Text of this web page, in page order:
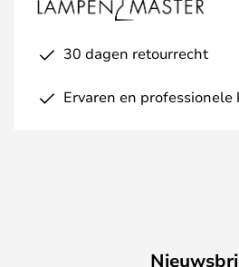
30 dagen retourrecht
Ervaren en professionele